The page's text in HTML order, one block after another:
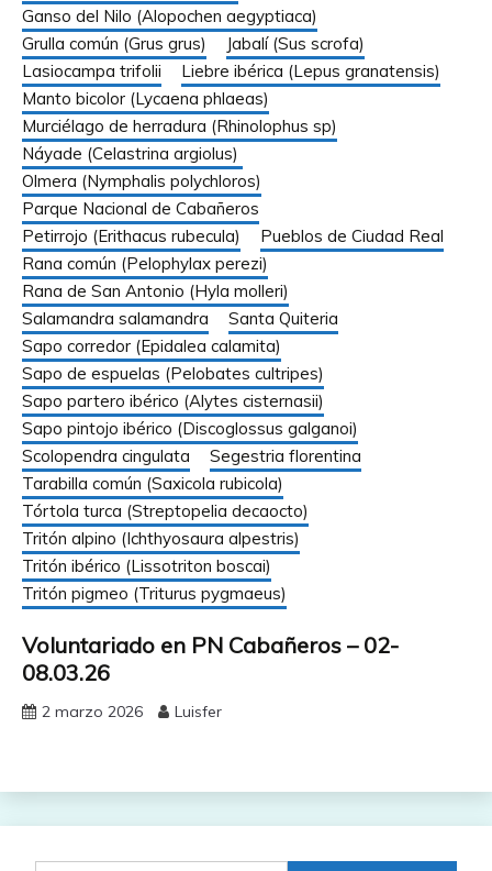
Ganso del Nilo (Alopochen aegyptiaca)
Grulla común (Grus grus)
Jabalí (Sus scrofa)
Lasiocampa trifolii
Liebre ibérica (Lepus granatensis)
Manto bicolor (Lycaena phlaeas)
Murciélago de herradura (Rhinolophus sp)
Náyade (Celastrina argiolus)
Olmera (Nymphalis polychloros)
Parque Nacional de Cabañeros
Petirrojo (Erithacus rubecula)
Pueblos de Ciudad Real
Rana común (Pelophylax perezi)
Rana de San Antonio (Hyla molleri)
Salamandra salamandra
Santa Quiteria
Sapo corredor (Epidalea calamita)
Sapo de espuelas (Pelobates cultripes)
Sapo partero ibérico (Alytes cisternasii)
Sapo pintojo ibérico (Discoglossus galganoi)
Scolopendra cingulata
Segestria florentina
Tarabilla común (Saxicola rubicola)
Tórtola turca (Streptopelia decaocto)
Tritón alpino (Ichthyosaura alpestris)
Tritón ibérico (Lissotriton boscai)
Tritón pigmeo (Triturus pygmaeus)
Voluntariado en PN Cabañeros – 02-
08.03.26
2 marzo 2026 Luisfer